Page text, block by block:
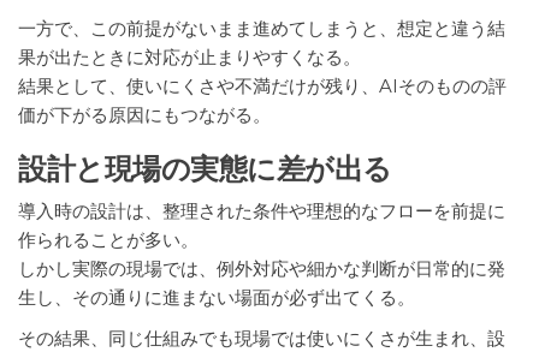
一方で、この前提がないまま進めてしまうと、想定と違う結
果が出たときに対応が止まりやすくなる。
結果として、使いにくさや不満だけが残り、AIそのものの評
価が下がる原因にもつながる。
設計と現場の実態に差が出る
導入時の設計は、整理された条件や理想的なフローを前提に
作られることが多い。
しかし実際の現場では、例外対応や細かな判断が日常的に発
生し、その通りに進まない場面が必ず出てくる。
その結果、同じ仕組みでも現場では使いにくさが生まれ、設